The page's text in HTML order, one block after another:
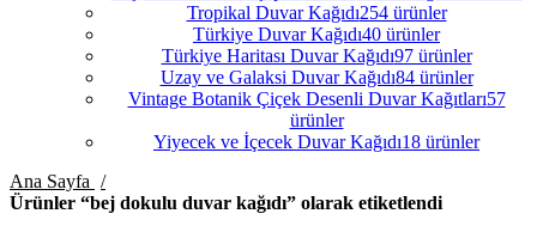
Tropikal Duvar Kağıdı254 ürünler
Türkiye Duvar Kağıdı40 ürünler
Türkiye Haritası Duvar Kağıdı97 ürünler
Uzay ve Galaksi Duvar Kağıdı84 ürünler
Vintage Botanik Çiçek Desenli Duvar Kağıtları57
ürünler
Yiyecek ve İçecek Duvar Kağıdı18 ürünler
Ana Sayfa
Ürünler “bej dokulu duvar kağıdı” olarak etiketlendi